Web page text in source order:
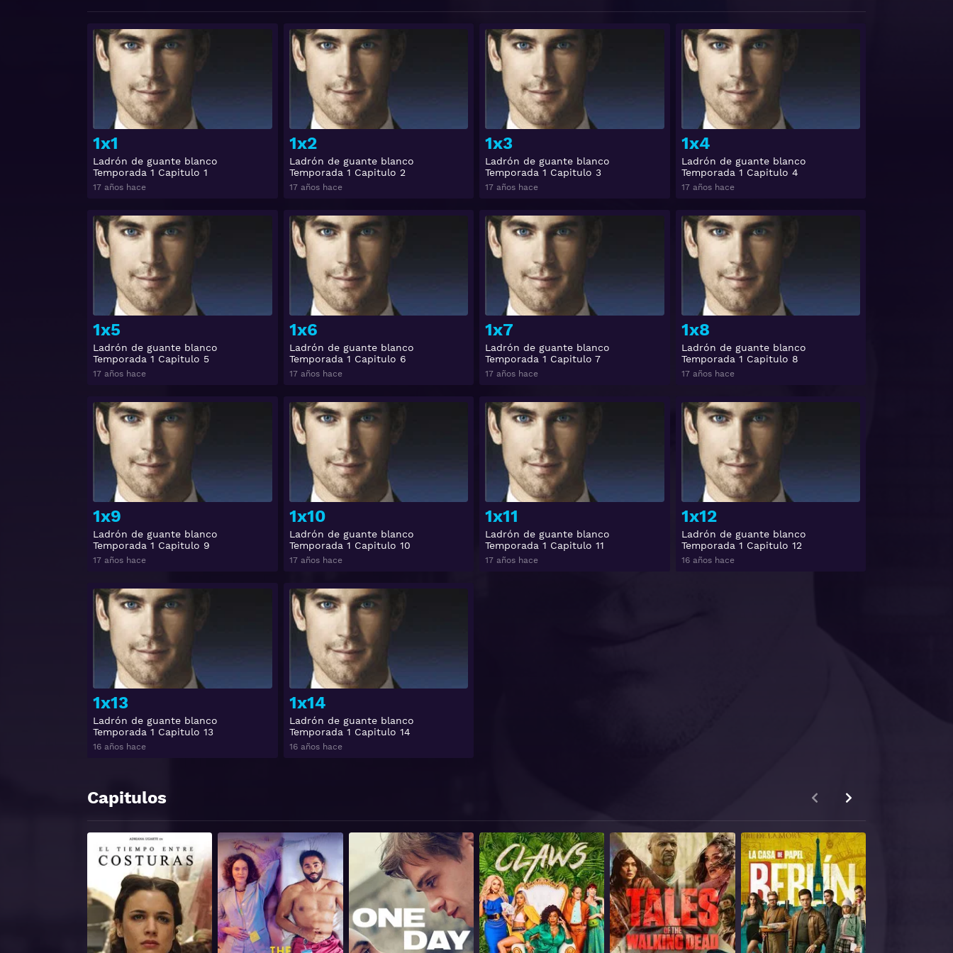
1x1
Ladrón de guante blanco
Temporada 1 Capitulo 1
17 años hace
Ver
1x2
Ladrón de guante blanco
Temporada 1 Capitulo 2
17 años hace
Ver
1x3
Ladrón de guante blanco
Temporada 1 Capitulo 3
17 años hace
Ver
1x4
Ladrón de guante blanco
Temporada 1 Capitulo 4
17 años hace
1x5
Ladrón de guante blanco
Temporada 1 Capitulo 5
17 años hace
Ver
1x6
Ladrón de guante blanco
Temporada 1 Capitulo 6
17 años hace
Ver
1x7
Ladrón de guante blanco
Temporada 1 Capitulo 7
17 años hace
Ver
1x8
Ladrón de guante blanco
Temporada 1 Capitulo 8
17 años hace
1x9
Ladrón de guante blanco
Temporada 1 Capitulo 9
17 años hace
Ver
1x10
Ladrón de guante blanco
Temporada 1 Capitulo 10
17 años hace
Ver
1x11
Ladrón de guante blanco
Temporada 1 Capitulo 11
17 años hace
Ver
1x12
Ladrón de guante blanco
Temporada 1 Capitulo 12
16 años hace
1x13
Ladrón de guante blanco
Temporada 1 Capitulo 13
16 años hace
Ver
1x14
Ladrón de guante blanco
Temporada 1 Capitulo 14
16 años hace
Capitulos